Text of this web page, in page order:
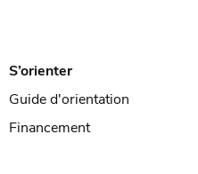
S’orienter
Guide d'orientation
Financement